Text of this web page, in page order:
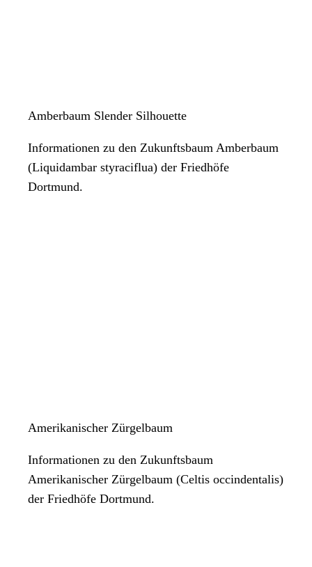
Amberbaum Slender Silhouette
Informationen zu den Zukunftsbaum Amberbaum
(Liquidambar styraciflua) der Friedhöfe
Dortmund.
Amerikanischer Zürgelbaum
Informationen zu den Zukunftsbaum
Amerikanischer Zürgelbaum (Celtis occindentalis)
der Friedhöfe Dortmund.